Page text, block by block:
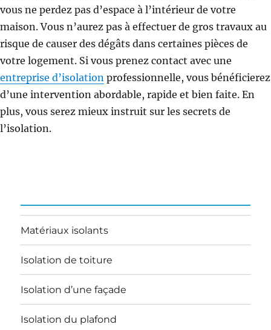
vous ne perdez pas d’espace à l’intérieur de votre
maison. Vous n’aurez pas à effectuer de gros travaux au
risque de causer des dégâts dans certaines pièces de
votre logement. Si vous prenez contact avec une
entreprise d’isolation professionnelle, vous bénéficierez
d’une intervention abordable, rapide et bien faite. En
plus, vous serez mieux instruit sur les secrets de
l’isolation.
Matériaux isolants
Isolation de toiture
Isolation d’une façade
Isolation du plafond